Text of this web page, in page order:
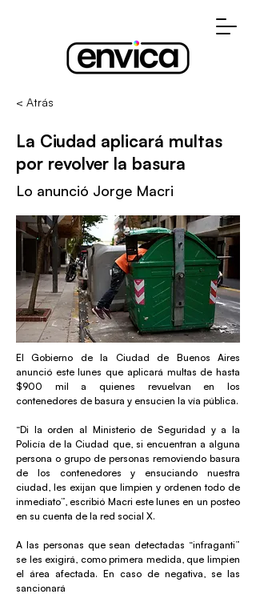
< Atrás
La Ciudad aplicará multas
por revolver la basura
Lo anunció Jorge Macri
El Gobierno de la Ciudad de Buenos Aires
anunció este lunes que aplicará multas de hasta
$900 mil a quienes revuelvan en los
contenedores de basura y ensucien la vía pública.
“Di la orden al Ministerio de Seguridad y a la
Policía de la Ciudad que, si encuentran a alguna
persona o grupo de personas removiendo basura
de los contenedores y ensuciando nuestra
ciudad, les exijan que limpien y ordenen todo de
inmediato”, escribió Macri este lunes en un posteo
en su cuenta de la red social X.
A las personas que sean detectadas “infraganti”
se les exigirá, como primera medida, que limpien
el área afectada. En caso de negativa, se las
sancionará